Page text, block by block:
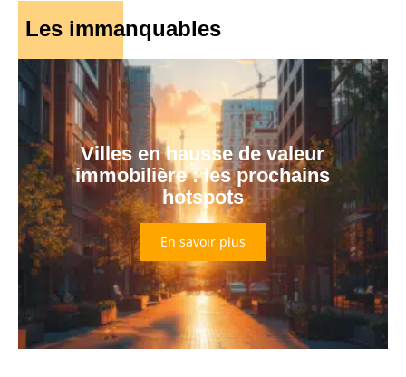
Les immanquables
Villes en hausse de valeur
immobilière : les prochains
hotspots
En savoir plus